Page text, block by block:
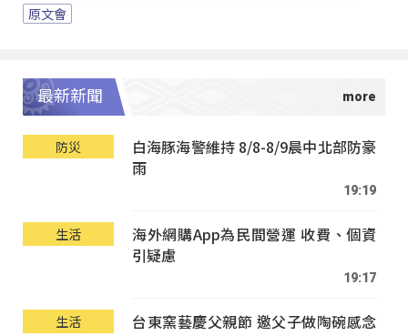
原文會
最新新聞
防災
白海豚海警維持 8/8-8/9晨中北部防豪
雨
19:19
生活
海外網購App為民間營運 收費、個資
引疑慮
19:17
生活
台東窯藝慶父親節 邀父子做陶碗感念